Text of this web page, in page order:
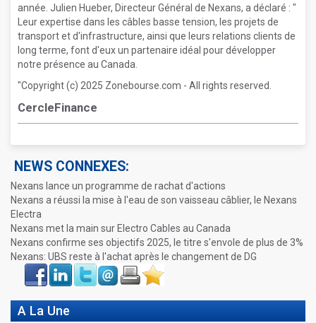
année. Julien Hueber, Directeur Général de Nexans, a déclaré : "
Leur expertise dans les câbles basse tension, les projets de
transport et d'infrastructure, ainsi que leurs relations clients de
long terme, font d'eux un partenaire idéal pour développer
notre présence au Canada.
"Copyright (c) 2025 Zonebourse.com - All rights reserved.
CercleFinance
NEWS CONNEXES:
Nexans lance un programme de rachat d'actions
Nexans a réussi la mise à l'eau de son vaisseau câblier, le Nexans
Electra
Nexans met la main sur Electro Cables au Canada
Nexans confirme ses objectifs 2025, le titre s'envole de plus de 3%
Nexans: UBS reste à l'achat après le changement de DG
Face
book
LinkIn Twitter Envoyer ImprimerFavoris
A La Une